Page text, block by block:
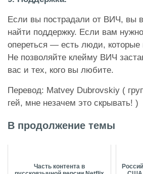
Если вы пострадали от ВИЧ, вы
найти поддержку. Если вам
опереться — есть люди, которые
Не позволяйте клейму ВИЧ
вас и тех, кого вы любите.
Перевод: Matvey Dubrovskiy (
гей, мне незачем это скрывать! )
В продолжение темы
Часть контента в